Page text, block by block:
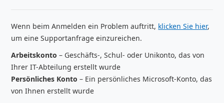
Wenn beim Anmelden ein Problem auftritt, klicken Sie hier,
um eine Supportanfrage einzureichen.
Arbeitskonto – Geschäfts-, Schul- oder Unikonto, das von
Ihrer IT-Abteilung erstellt wurde
Persönliches Konto – Ein persönliches Microsoft-Konto, das
von Ihnen erstellt wurde